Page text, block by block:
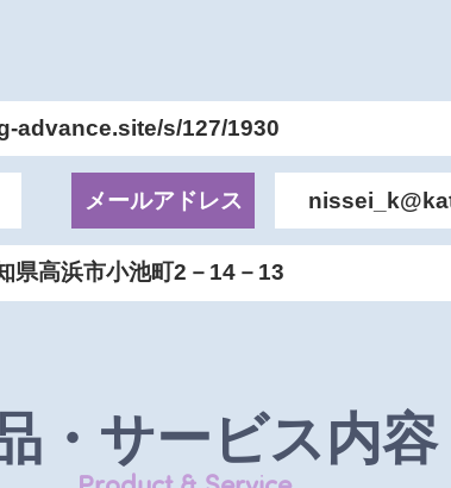
advance.site/s/127/1930
メールアドレス
県高浜市小池町2－14－13
・サービス内容